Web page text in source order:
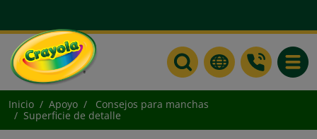
Inicio Apoyo
Consejos para manchas
Superficie de detalle